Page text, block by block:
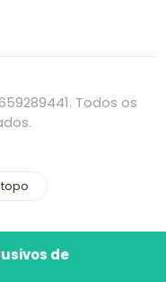
659289441. Todos os
de